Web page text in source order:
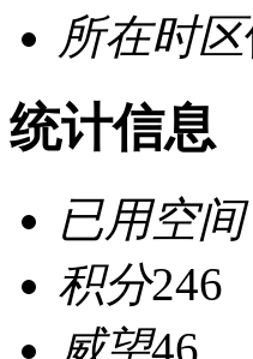
所在时区
统计信息
已用空间
积分246